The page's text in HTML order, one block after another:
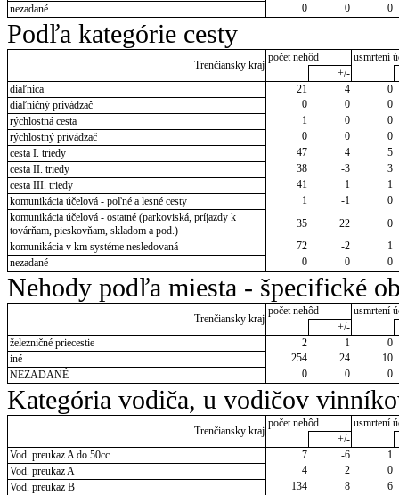
nezadané
0 0 0
Podľa kategórie cesty
Trenčiansky kraj
počet nehôd
usmrtení
+/-
diaľnica
21 4
0
diaľničný privádzač
0 0
0
rýchlostná cesta
1 0
0
rýchlostný privádzač
0 0
0
cesta I. triedy
47 4
5
cesta II. triedy
38 -3
3
cesta III. triedy
41 1
1
komunikácia účelová - poľné a lesné cesty
1 -1
0
komunikácia účelová - ostatné (parkoviská, príjazdy k
továrňam, pieskovňam, skladom a pod.)
35 22
0
komunikácia v km systéme nesledovaná
72 -2
1
nezadané
0 0 0
Nehody podľa miesta - špecifické
Trenčiansky kraj
počet nehôd
usmrtení
+/-
železničné priecestie
2 1
0
iné
254 24
10
NEZADANÉ
0 0 0
Kategória vodiča, u vodičov
Trenčiansky kraj
počet nehôd
usmrtení
+/-
Vod. preukaz A do 50cc
7 -6
1
Vod. preukaz A
4 2
0
Vod. preukaz B
134 8
6